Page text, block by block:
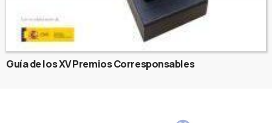
Guía de los XV Premios Corresponsables